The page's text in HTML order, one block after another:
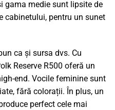
gama medie sunt lipsite de
cabinetului, pentru un sunet
ca și sursa dvs. Cu
Reserve R500 oferă un
end. Vocile feminine sunt
fără colorații. În plus, un
perfect cele mai